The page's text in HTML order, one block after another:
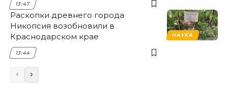
13:47
НАУКА
Раскопки древнего города
Никопсия возобновили в
Краснодарском крае
13:44